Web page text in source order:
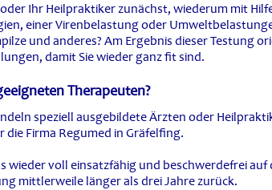
Ihr Heilpraktiker zunächst, wiederum mit
einer Virenbelastung oder
und anderes? Am Ergebnis dieser Testung
damit Sie wieder ganz fit sind.
Therapeuten?
speziell ausgebildete Ärzten oder
die Firma Regumed in Gräfelfing.
wieder voll einsatzfähig und beschwerdefrei auf
mittlerweile länger als drei Jahre zurück.